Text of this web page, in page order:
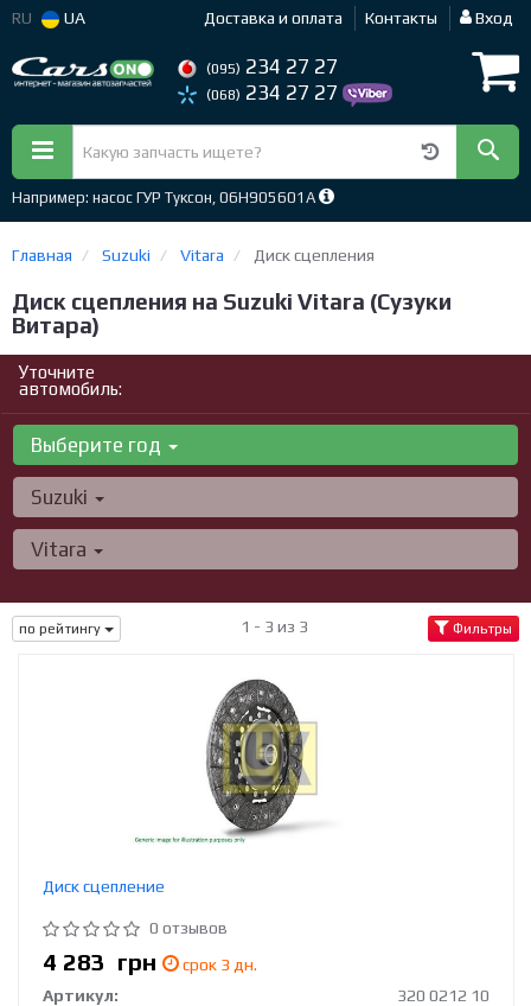
RU UA Доставка и оплата Контакты Вход
(095) 234 27 27
(068) 234 27 27
Например: насос ГУР Туксон, 06H905601A
Главная Suzuki Vitara Диск сцепления
Диск сцепления на Suzuki Vitara (Сузуки
Витара)
Уточните
автомобиль:
Выберите год
Suzuki
Vitara
по рейтингу 1 - 3 из 3 Фильтры
Диск сцепление
0 отзывов
4 283 грн
срок 3 дн.
Артикул:
320 0212 10